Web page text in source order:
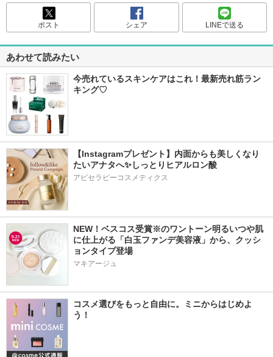
ポスト シェア LINEで送る
あわせて読みたい
今売れているスキンケアはこれ！最新売れ筋ラン
キング♡
【Instagramプレゼント】内面からも美しくなり
たいアナタへ✨しっとりヒアルロン酸
アピセラピーコスメティクス
NEW！ベスコス受賞※のワントーン明るいつや肌
に仕上がる「白玉ファンデ美容液」から、クッシ
ョンタイプ登場
マキアージュ
コスメ選びをもっと自由に。ミニからはじめよ
う！